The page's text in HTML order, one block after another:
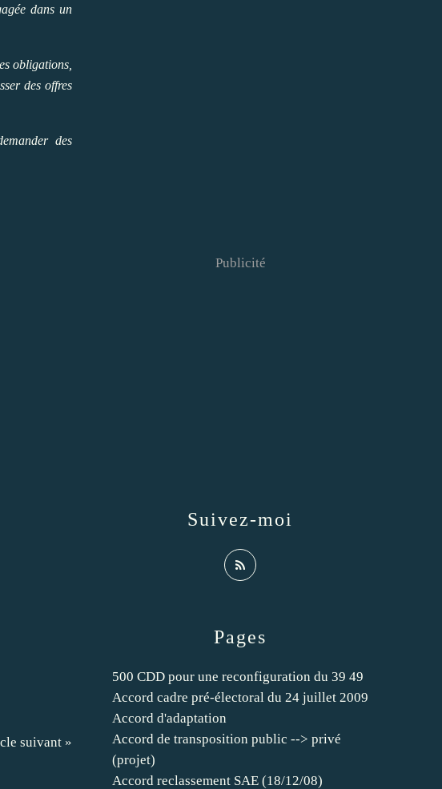
dans un
obligations,
des offres
des
suivant »
Pages
500 CDD pour une reconfiguration du 39 49
Accord cadre pré-électoral du 24 juillet 2009
Accord d'adaptation
Accord de transposition public --> privé
(projet)
Accord reclassement SAE (18/12/08)
Suivez-moi
Publicité